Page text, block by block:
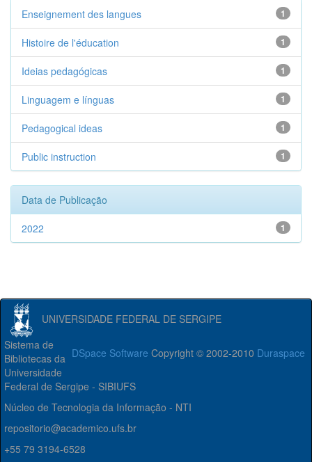
1
Enseignement des langues
1
Histoire de l'éducation
1
Ideias pedagógicas
1
Linguagem e línguas
1
Pedagogical ideas
1
Public instruction
Data de Publicação
1
2022
UNIVERSIDADE FEDERAL DE SERGIPE
DSpace Software Copyright © 2002-2010 Duraspace
Sistema de
Bibliotecas da
Universidade
Federal de Sergipe - SIBIUFS
Núcleo de Tecnologia da Informação - NTI
repositorio@academico.ufs.br
+55 79 3194-6528